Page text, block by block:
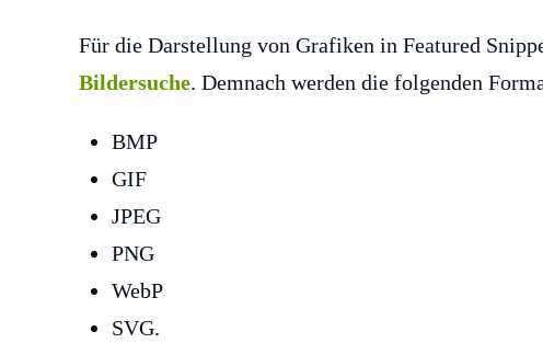
Für die Darstellung von Grafiken in Featured
Bildersuche. Demnach werden die folgenden
BMP
GIF
JPEG
PNG
WebP
SVG.